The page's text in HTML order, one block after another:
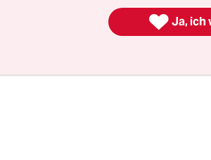
für alle gegen Entgelt
für eine Straftat
 Ja, ich